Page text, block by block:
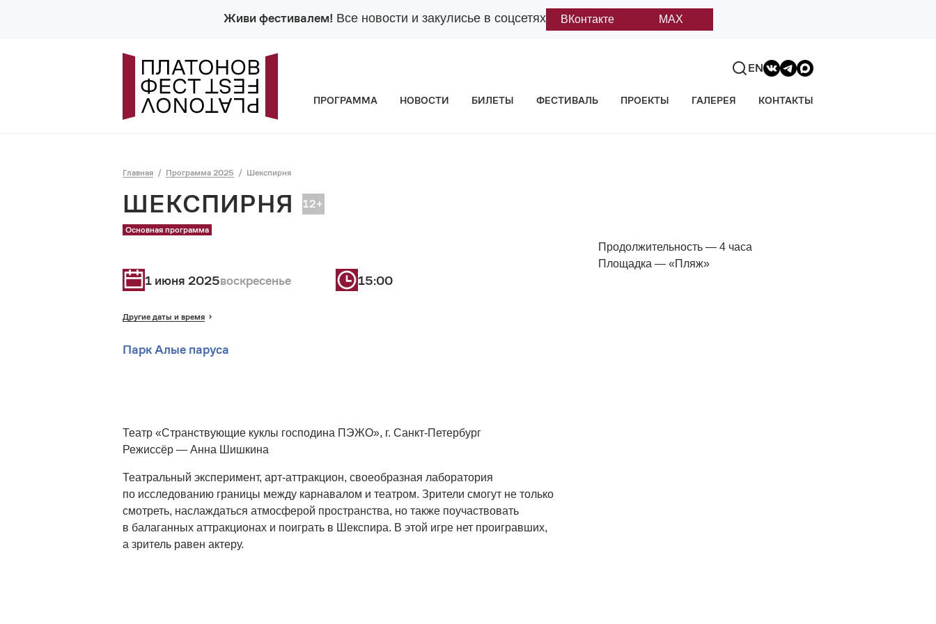
Живи фестивалем! Все новости и закулисье в соцсетях ВКонтакте MAX
ПРОГРАММА НОВОСТИ БИЛЕТЫ ФЕСТИВАЛЬ ПРОЕКТЫ ГАЛЕРЕЯ КОНТАКТЫ
EN
Главная Программа 2025 Шекспирня
ШЕКСПИРНЯ
Основная программа
1 июня 2025воскресенье 15:00
Другие даты и время
Парк Алые паруса
Театр «Странствующие куклы господина ПЭЖО», г. Санкт-Петербург
Режиссёр — Анна Шишкина
Театральный эксперимент, арт-аттракцион, своеобразная лаборатория
по исследованию границы между карнавалом и театром. Зрители смогут не только
смотреть, наслаждаться атмосферой пространства, но также поучаствовать
в балаганных аттракционах и поиграть в Шекспира. В этой игре нет проигравших,
а зритель равен актеру.
Продолжительность — 4 часа
Площадка — «Пляж»